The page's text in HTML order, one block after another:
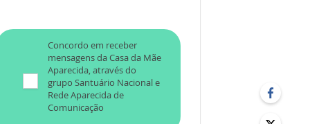
Concordo em receber
mensagens da Casa da Mãe
Aparecida, através do
grupo Santuário Nacional e
Rede Aparecida de
Comunicação